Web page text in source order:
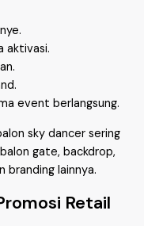
aktivasi.
event berlangsung.
sky dancer sering
gate, backdrop,
lainnya.
Retail